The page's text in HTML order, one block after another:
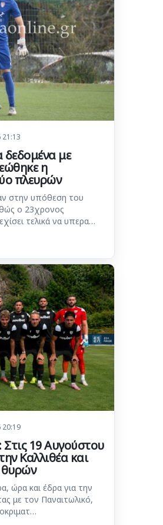
με
η
πλευρών
στην υπόθεση του
ο 23χρονος
τελικά να υπερα…
20:19
19 Αυγούστου
Καλλιθέα και
θυρών
ώρα και έδρα για την
με τον Παναιτωλικό,